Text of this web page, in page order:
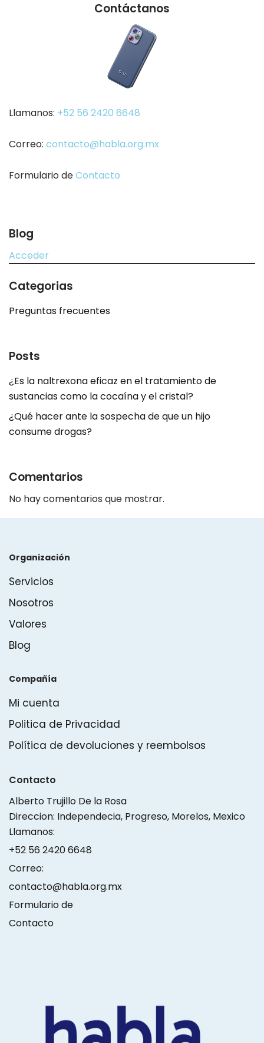
Contáctanos
Llamanos: +52 56 2420 6648
Correo: contacto@habla.org.mx
Formulario deContacto
Blog
Acceder
Categorias
Preguntas frecuentes
Posts
¿Es la naltrexona eficaz en el tratamiento de
sustancias como la cocaína y el cristal?
¿Qué hacer ante la sospecha de que un hijo
consume drogas?
Comentarios
No hay comentarios que mostrar.
Organización
Servicios
Nosotros
Valores
Blog
Compañía
Mi cuenta
Politica de Privacidad
Política de devoluciones y reembolsos
Contacto
Alberto Trujillo De la Rosa
Direccion: Independecia, Progreso, Morelos, Mexico
Llamanos:
+52 56 2420 6648
Correo:
contacto@habla.org.mx
Formulario de
Contacto